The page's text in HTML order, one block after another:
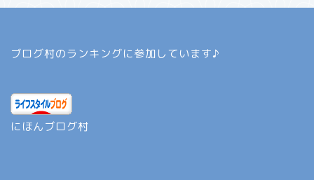
ブログ村のランキングに参加しています♪
にほんブログ村